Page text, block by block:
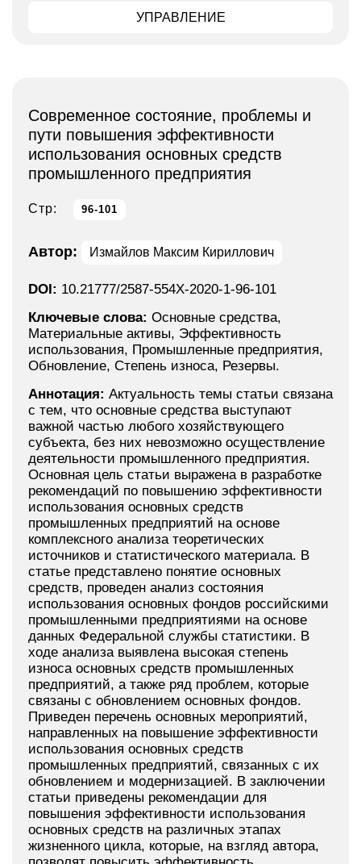
УПРАВЛЕНИЕ
Современное состояние, проблемы и
пути повышения эффективности
использования основных средств
промышленного предприятия
Стр: 96-101
Автор: Измайлов Максим Кириллович
DOI: 10.21777/2587-554X-2020-1-96-101
Ключевые слова: Основные средства,
Материальные активы, Эффективность
использования, Промышленные предприятия,
Обновление, Степень износа, Резервы.
Аннотация: Актуальность темы статьи связана
с тем, что основные средства выступают
важной частью любого хозяйствующего
субъекта, без них невозможно осуществление
деятельности промышленного предприятия.
Основная цель статьи выражена в разработке
рекомендаций по повышению эффективности
использования основных средств
промышленных предприятий на основе
комплексного анализа теоретических
источников и статистического материала. В
статье представлено понятие основных
средств, проведен анализ состояния
использования основных фондов российскими
промышленными предприятиями на основе
данных Федеральной службы статистики. В
ходе анализа выявлена высокая степень
износа основных средств промышленных
предприятий, а также ряд проблем, которые
связаны с обновлением основных фондов.
Приведен перечень основных мероприятий,
направленных на повышение эффективности
использования основных средств
промышленных предприятий, связанных с их
обновлением и модернизацией. В заключении
статьи приведены рекомендации для
повышения эффективности использования
основных средств на различных этапах
жизненного цикла, которые, на взгляд автора,